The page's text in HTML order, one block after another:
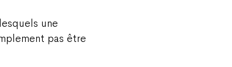
une
pas être